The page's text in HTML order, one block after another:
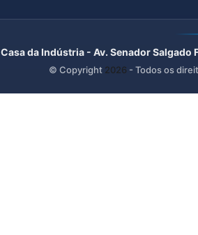
Casa da Indústria - Av. Senador
© Copyright 2026 - Todos os